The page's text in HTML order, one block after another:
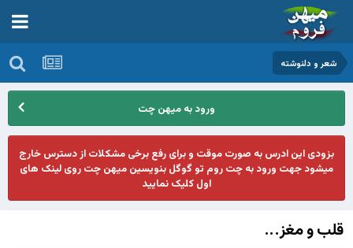
شعر و دلنوشته
ورود به میهن چت
بزودی این ادرس به صورت موقت و برای رفع برخی مشکلات از دسترس خارج
میشود جهت ورود به چت روم تو گوگل بنویسین میهن چت روی لینک های
اول کلیک نمایید
قلب و مغز...